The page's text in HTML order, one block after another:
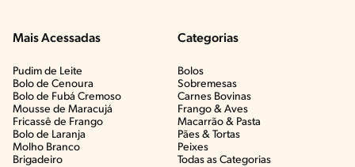
Mais Acessadas
Pudim de Leite
Bolo de Cenoura
Bolo de Fubá Cremoso
Mousse de Maracujá
Fricassê de Frango
Bolo de Laranja
Molho Branco
Brigadeiro
Categorias
Bolos
Sobremesas
Carnes Bovinas​
Frango & Aves​
Macarrão & Pasta​
Pães & Tortas​
Peixes
Todas as Categorias